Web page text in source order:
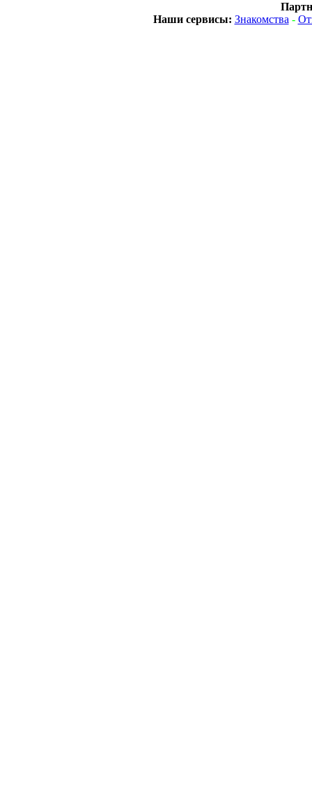
Наши сервисы: Знакомства -